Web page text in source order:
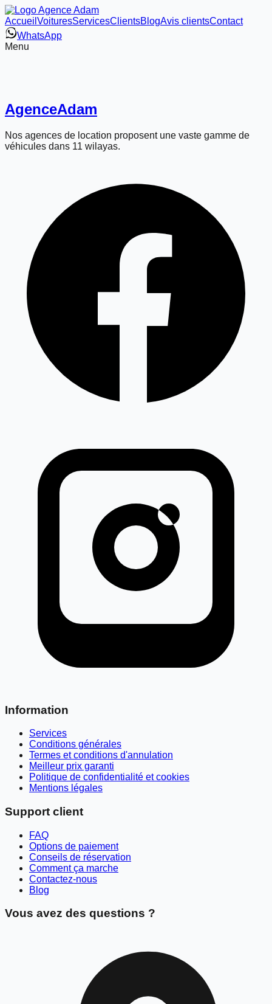
Accueil VoituresServicesClientsBlogAvis clientsContact
WhatsApp
Menu
AgenceAdam
Nos agences de location proposent une vaste gamme de
véhicules dans 11 wilayas.
Information
Services
Conditions générales
Termes et conditions d'annulation
Meilleur prix garanti
Politique de confidentialité et cookies
Mentions légales
Support client
FAQ
Options de paiement
Conseils de réservation
Comment ça marche
Contactez-nous
Blog
Vous avez des questions ?